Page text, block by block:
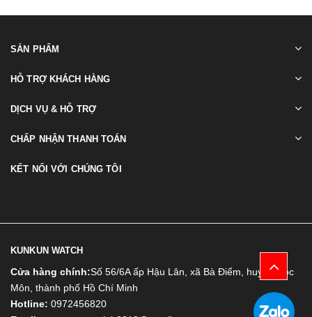
SẢN PHẨM
HỖ TRỢ KHÁCH HÀNG
DỊCH VỤ & HỖ TRỢ
CHẤP NHẬN THANH TOÁN
KẾT NỐI VỚI CHÚNG TÔI
KUNKUN WATCH
Cửa hàng chính:Số 56/6A ấp Hậu Lân, xã Bà Điểm, huyện Hóc
Môn, thành phố Hồ Chí Minh
Hotline: 0972456820